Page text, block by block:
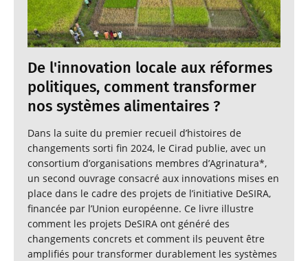
De l'innovation locale aux réformes
politiques, comment transformer
nos systèmes alimentaires ?
Dans la suite du premier recueil d’histoires de
changements sorti fin 2024, le Cirad publie, avec un
consortium d’organisations membres d’Agrinatura*,
un second ouvrage consacré aux innovations mises en
place dans le cadre des projets de l’initiative DeSIRA,
financée par l’Union européenne. Ce livre illustre
comment les projets DeSIRA ont généré des
changements concrets et comment ils peuvent être
amplifiés pour transformer durablement les systèmes